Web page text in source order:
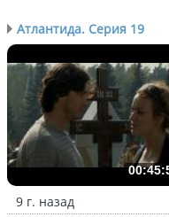
Атлантида. Серия 19
9 г. назад